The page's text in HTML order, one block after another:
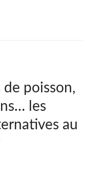
de poisson,
les
au